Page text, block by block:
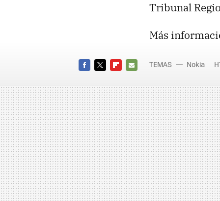
Tribunal
Más
MAIL
TEMAS Nokia